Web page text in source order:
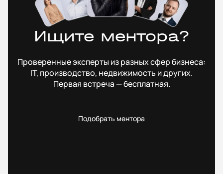
Ищите ментора?
Проверенные эксперты из разных сфер бизнеса:
IT, производство, недвижимость и других.
Первая встреча — бесплатная.
Подобрать ментора